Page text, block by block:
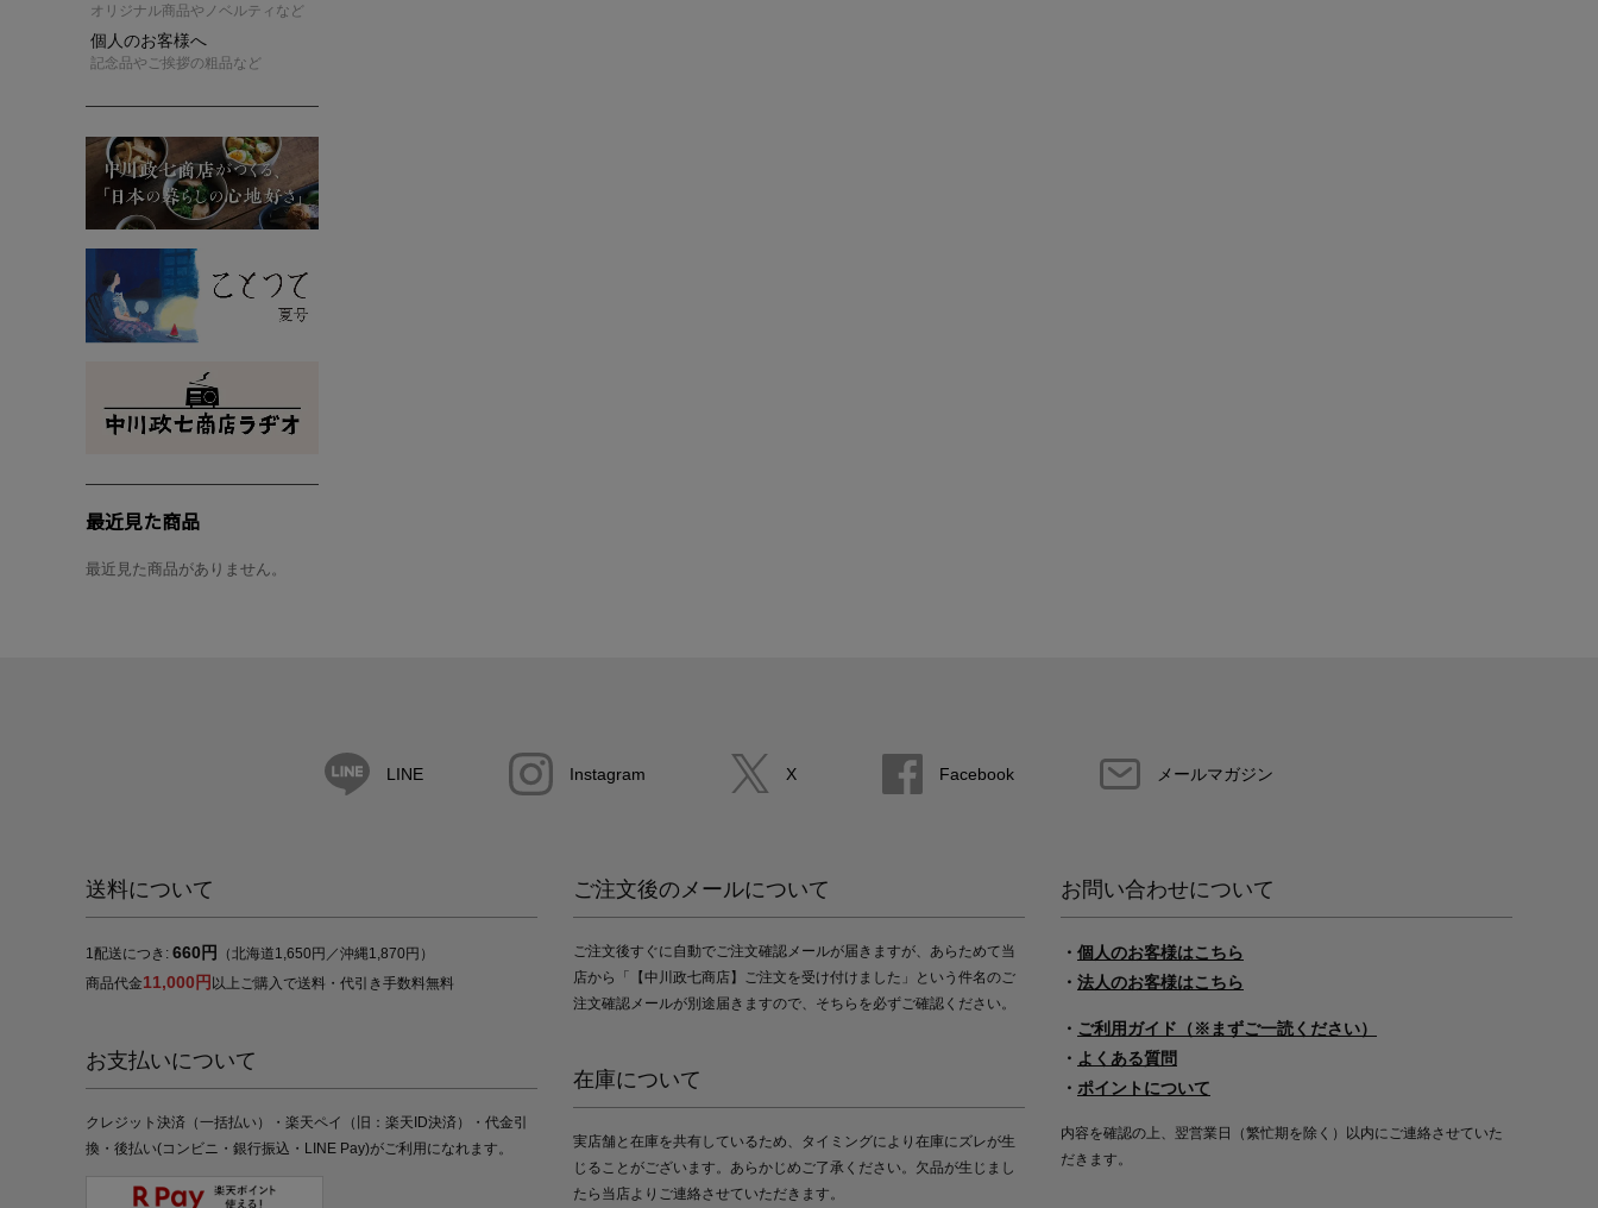
オリジナル商品やノベルティなど
個人のお客様へ
記念品やご挨拶の粗品など
最近見た商品
最近見た商品がありません。
LINE Instagram X Facebook メールマガジン
送料について
1配送につき: 660円
（北海道1,650円／沖縄1,870円）
商品代金11,000円 以上ご購入で送料・代引き手数料無料
お支払いについて
クレジット決済（一括払い）・楽天ペイ（旧：楽天ID決済）・代金引
換・後払い(コンビニ・銀行振込・LINE Pay)がご利用になれます。
ご注文後のメールについて
ご注文後すぐに自動でご注文確認メールが届きますが、あらためて当
店から「【中川政七商店】ご注文を受け付けました」という件名のご
注文確認メールが別途届きますので、そちらを必ずご確認ください。
在庫について
実店舗と在庫を共有しているため、タイミングにより在庫にズレが生
じることがございます。あらかじめご了承ください。欠品が生じまし
たら当店よりご連絡させていただきます。
お問い合わせについて
・ 個人のお客様はこちら
・ 法人のお客様はこちら
・ ご利用ガイド（※まずご一読ください）
・ よくある質問
・ ポイントについて
内容を確認の上、翌営業日（繁忙期を除く）以内にご連絡させていた
だきます。